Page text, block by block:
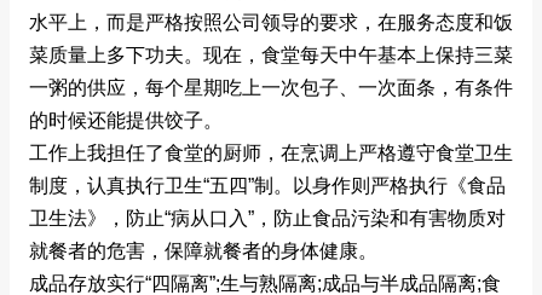
水平上，而是严格按照公司领导的要求，在服务态度和饭
菜质量上多下功夫。现在，食堂每天中午基本上保持三菜
一粥的供应，每个星期吃上一次包子、一次面条，有条件
的时候还能提供饺子。
工作上我担任了食堂的厨师，在烹调上严格遵守食堂卫生
制度，认真执行卫生“五四”制。以身作则严格执行《食品
卫生法》，防止“病从口入”，防止食品污染和有害物质对
就餐者的危害，保障就餐者的身体健康。
成品存放实行“四隔离”;生与熟隔离;成品与半成品隔离;食